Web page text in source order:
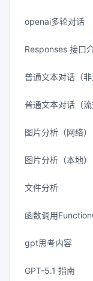
openai多轮对话
Responses 接口
普通文本对话（非
普通文本对话（流
图片分析（网络）
图片分析（本地）
文件分析
函数调用
gpt思考内容
GPT-5.1 指南